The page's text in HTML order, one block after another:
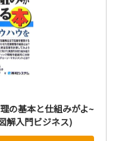
の基本と仕組みがよ~
解入門ビジネス)